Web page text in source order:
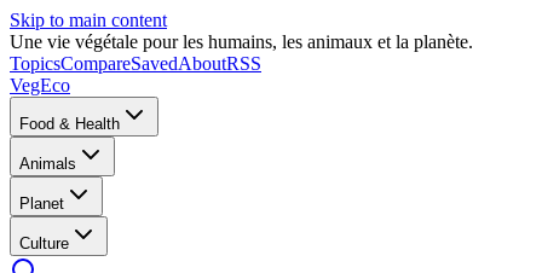
Skip to main content
Une vie végétale pour les humains, les animaux et la planète.
TopicsCompareSavedAboutRSS
VegEco
Food & Health
Animals
Planet
Culture